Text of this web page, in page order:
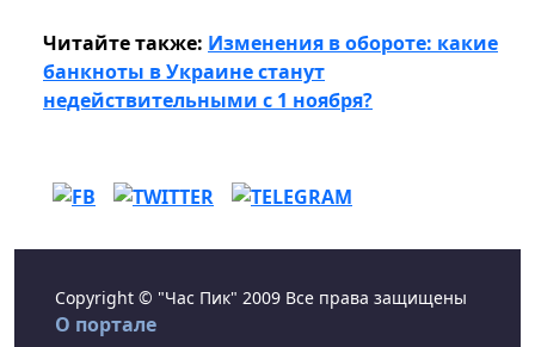
Читайте также: Изменения в обороте: какие
банкноты в Украине станут
недействительными с 1 ноября?
Copyright © "Час Пик" 2009 Все права защищены
О портале